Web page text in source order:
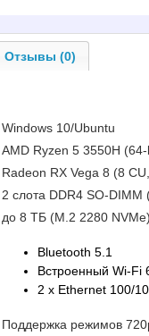
Отзывы (0)
Windows 10/Ubuntu
AMD Ryzen 5 3550H
Radeon RX Vega 8 (8
2 слота DDR4 SO-DIMM
до 8 ТБ (M.2 2280
Bluetooth 5.1
Встроенный Wi-Fi
2 x Ethernet 100/
Поддержка режимов